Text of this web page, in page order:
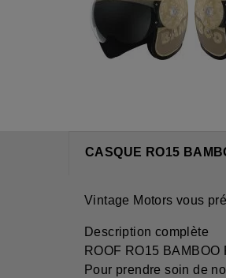
CASQUE RO15
Vintage Motors vous
Description complète
ROOF RO15
Pour prendre soin de